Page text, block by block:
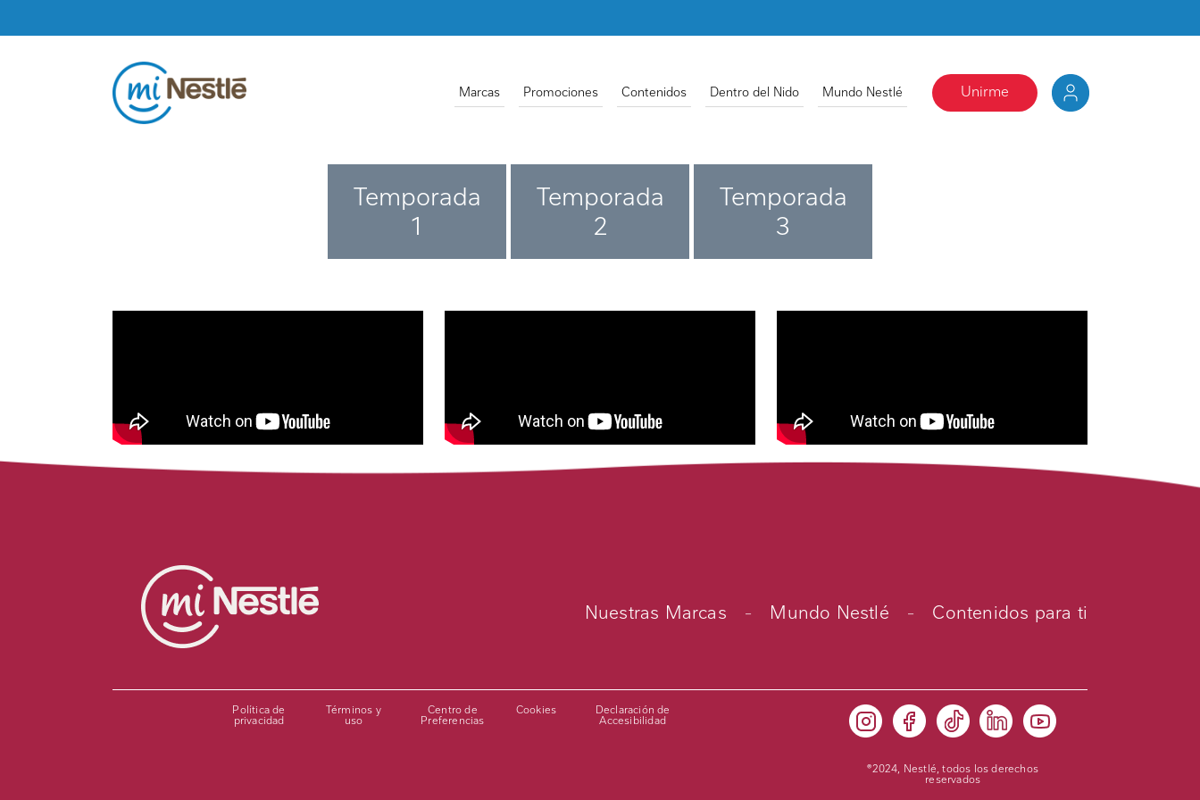
Marcas Promociones Contenidos Dentro del Nido Mundo Nestlé Unirme
Temporada
1
Temporada
2
Temporada
3
Nuestras Marcas - Mundo Nestlé - Contenidos para ti
Política de
privacidad
Términos y
uso
Centro de
Preferencias
Cookies Declaración de
Accesibilidad
®2024, Nestlé, todos los derechos
reservados